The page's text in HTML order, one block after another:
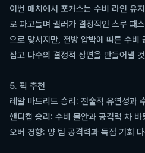
이번 매치에서 포커스는 수비 라인 유
로 파고들며 귈러가 결정적인 스루 패
으로 맞서지만, 전방 압박에 따른 수비
잡고 다수의 결정적 장면을 만들어낼
5. 픽 추천
레알 마드리드 승리: 전술적 유연성과
핸디캡 승리: 수비 불안과 공격력 차
오버 경향: 양 팀 공격력과 득점 기회